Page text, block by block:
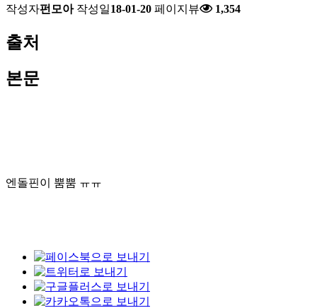
작성자펀모아 작성일18-01-20 페이지뷰 1,354
출처
본문
엔돌핀이 뿜뿜 ㅠㅠ